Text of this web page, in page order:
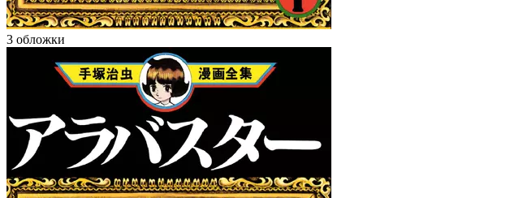
3 обложки